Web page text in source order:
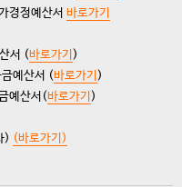
경정예산서 바로가기
서 (바로가기 )
예산서 (바로가기 )
예산서(바로가기 )
) (바로가기)